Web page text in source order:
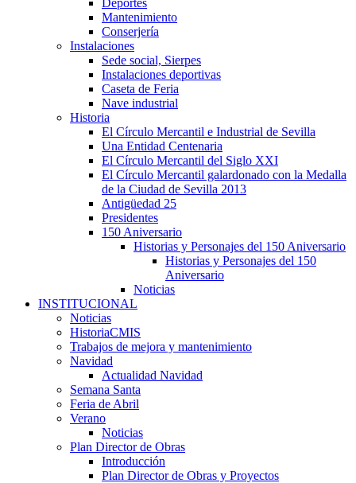
Deportes
Mantenimiento
Conserjería
Instalaciones
Sede social, Sierpes
Instalaciones deportivas
Caseta de Feria
Nave industrial
Historia
El Círculo Mercantil e Industrial de Sevilla
Una Entidad Centenaria
El Círculo Mercantil del Siglo XXI
El Círculo Mercantil galardonado con la Medalla
de la Ciudad de Sevilla 2013
Antigüedad 25
Presidentes
150 Aniversario
Historias y Personajes del 150 Aniversario
Historias y Personajes del 150
Aniversario
Noticias
INSTITUCIONAL
Noticias
HistoriaCMIS
Trabajos de mejora y mantenimiento
Navidad
Actualidad Navidad
Semana Santa
Feria de Abril
Verano
Noticias
Plan Director de Obras
Introducción
Plan Director de Obras y Proyectos